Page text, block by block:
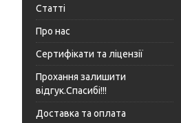
Статті
Про нас
Сертифікати та ліцензії
Прохання залишити
відгук.Спасибі!!!
Доставка та оплата